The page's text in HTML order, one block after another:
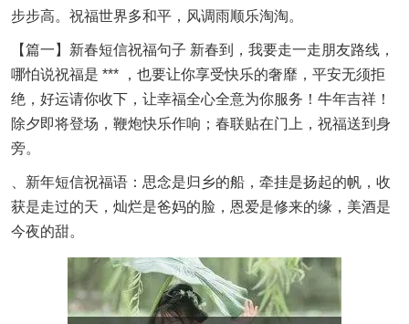
步步高。祝福世界多和平，风调雨顺乐淘淘。
【篇一】新春短信祝福句子 新春到，我要走一走朋友路线，
哪怕说祝福是 *** ，也要让你享受快乐的奢靡，平安无须拒
绝，好运请你收下，让幸福全心全意为你服务！牛年吉祥！
除夕即将登场，鞭炮快乐作响；春联贴在门上，祝福送到身
旁。
、新年短信祝福语：思念是归乡的船，牵挂是扬起的帆，收
获是走过的天，灿烂是爸妈的脸，恩爱是修来的缘，美酒是
今夜的甜。